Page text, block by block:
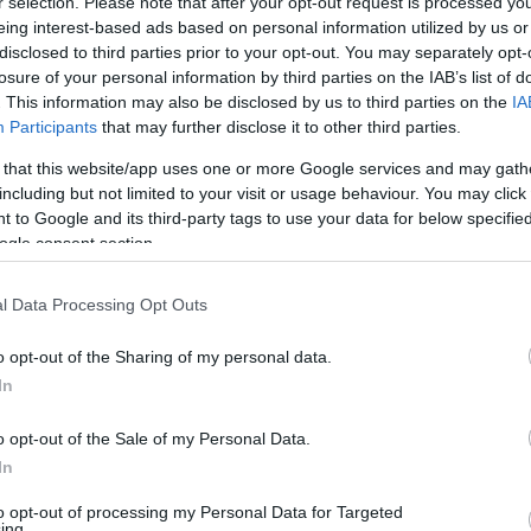
interest-based ads based on personal information utilized by us
to third parties prior to your opt-out. You may separately
of your personal information by third parties on the IAB’s list of
This information may also be disclosed by us to third parties on the
Participants that may further disclose it to other third parties.
that this website/app uses one or more Google services and may
but not limited to your visit or usage behaviour. You may
to Google and its third-party tags to use your data for below
consent section.
Data Processing Opt Outs
opt-out of the Sharing of my personal data.
opt-out of the Sale of my Personal Data.
opt-out of processing my Personal Data for Targeted
3,7 százalékkalemeli az árait. A drágulás
Hivatal által 2024. évre
megfelelő.
az Általános Szerződési Feltételekben
és díjcsomagok havidíjait,
maradnak.
az üzleti vezetékes szolgáltatással
lakossági mobil- és üzleti mobil-
nyújtsa ügyfeleinek, melynek
hálózati infrastruktúráját és ügyfelei